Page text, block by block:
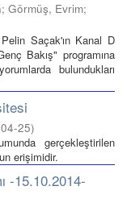
Görmüş, Evrim;
Saçak'ın Kanal D
Bakış" programına
bulundukları
25)
gerçekleştirilen
erişimidir.
-15.10.2014-